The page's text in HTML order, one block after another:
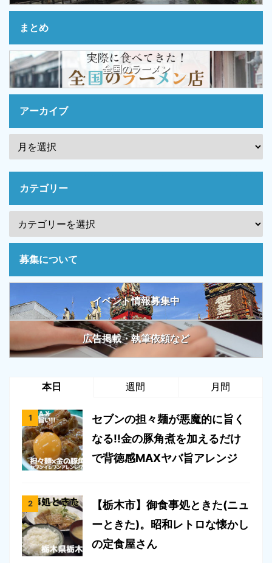
まとめ
全国のラーメン
アーカイブ
カテゴリー
募集について
イベント情報募集中
広告掲載・執筆依頼など
本日 週間 月間
セブンの担々麺が悪魔的に旨く
なる!!金の豚角煮を加えるだけ
で背徳感MAXヤバ旨アレンジ
【栃木市】御食事処ときた(ニュ
ーときた)。昭和レトロな懐かし
の定食屋さん